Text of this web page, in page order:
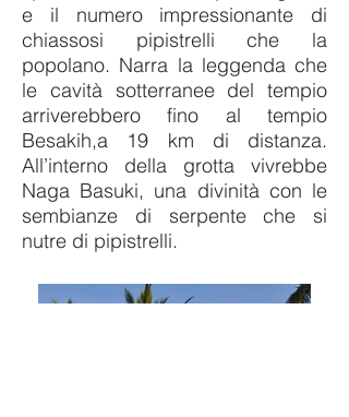
e il numero impressionante di
chiassosi pipistrelli che la
popolano. Narra la leggenda che
le cavità sotterranee del tempio
arriverebbero fino al tempio
Besakih,a 19 km di distanza.
All’interno della grotta vivrebbe
Naga Basuki, una divinità con le
sembianze di serpente che si
nutre di pipistrelli.